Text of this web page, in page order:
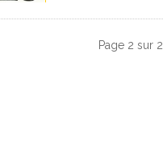
Page 2 sur 2